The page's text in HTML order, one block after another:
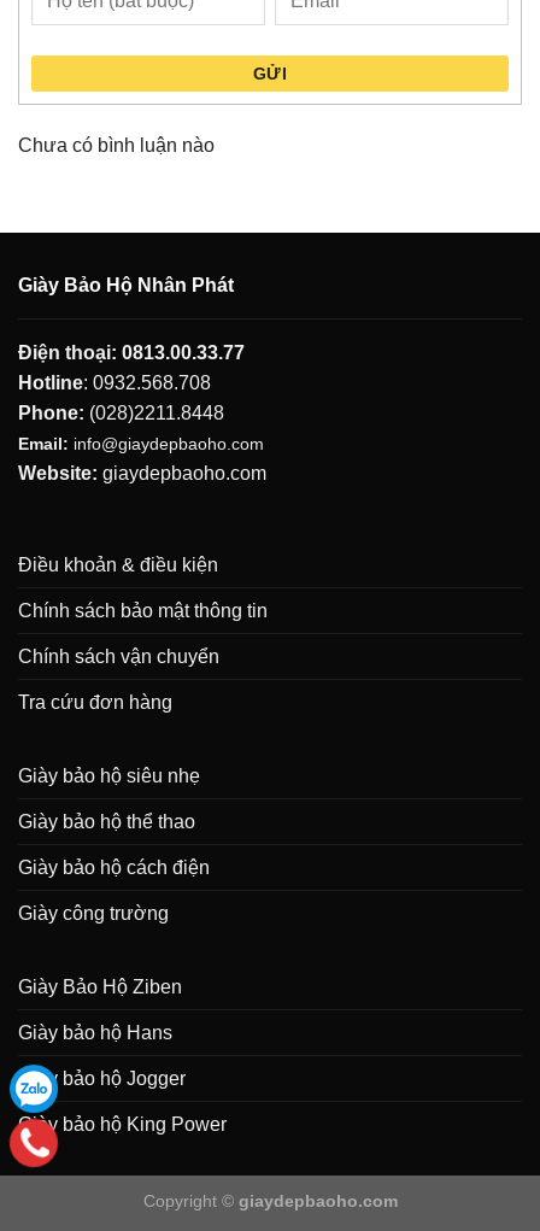
GỬI
Chưa có bình luận nào
Giày Bảo Hộ Nhân Phát
Điện thoại: 0813.00.33.77
Hotline: 0932.568.708
Phone: (028)2211.8448
Email: info@giaydepbaoho.com
Website: giaydepbaoho.com
Điều khoản & điều kiện
Chính sách bảo mật thông tin
Chính sách vận chuyển
Tra cứu đơn hàng
Giày bảo hộ siêu nhẹ
Giày bảo hộ thể thao
Giày bảo hộ cách điện
Giày công trường
Giày Bảo Hộ Ziben
Giày bảo hộ Hans
Giày bảo hộ Jogger
Giày bảo hộ King Power
Copyright © giaydepbaoho.com